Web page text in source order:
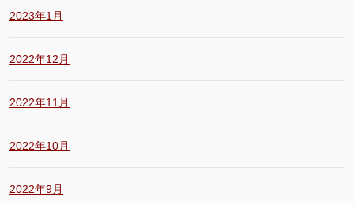
2023年1月
2022年12月
2022年11月
2022年10月
2022年9月